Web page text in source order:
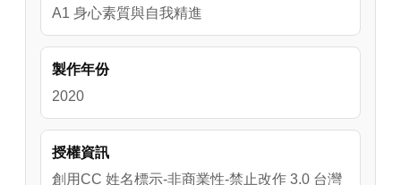
A1 身心素質與自我精進
製作年份
2020
授權資訊
創用CC 姓名標示-非商業性-禁止改作 3.0 台灣